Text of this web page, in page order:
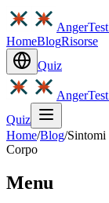
HomeBlogRisorse
Quiz
Quiz
Home/Blog/Sintomi
Corpo
Menu